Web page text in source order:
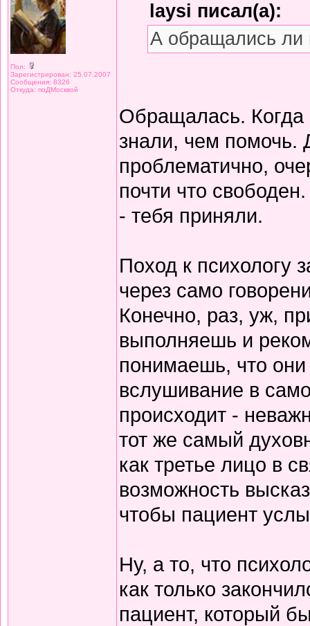
Пол:
Зарегистрирован: 25.07.2007
Сообщения: 8326
Откуда: поДМосквой
laysi писал(а):
А обращались ли
Обращалась. Когда
знали, чем помочь.
проблематично,
почти что
- тебя приняли.
Поход к психологу
через само
Конечно, раз, уж,
выполняешь и
понимаешь, что
вслушивание в
происходит -
тот же самый
как третье лицо в
возможность
чтобы пациент
Ну, а то, что
как только
пациент, который